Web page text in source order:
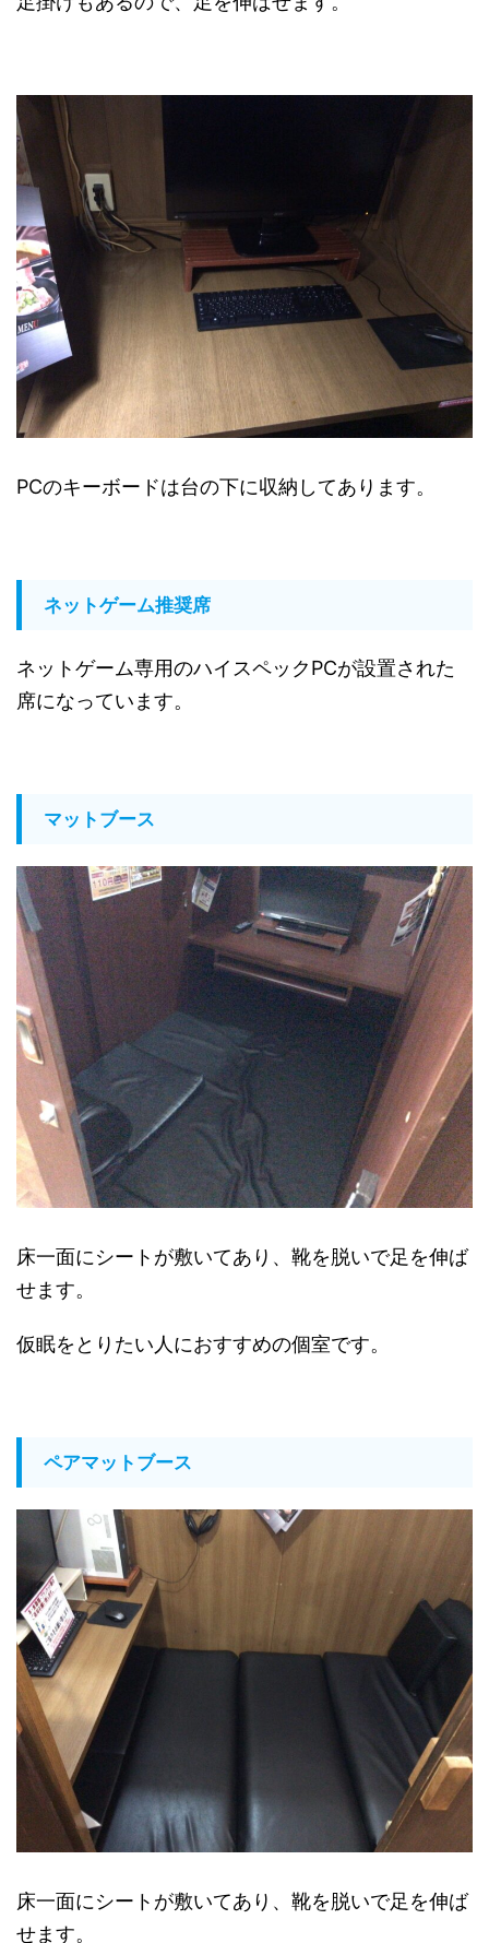
PCのキーボードは台の下に収納してあります。
ネットゲーム推奨席
ネットゲーム専用のハイスペックPCが設置された
席になっています。
マットブース
床一面にシートが敷いてあり、靴を脱いで足を伸ば
せます。
仮眠をとりたい人におすすめの個室です。
ペアマットブース
床一面にシートが敷いてあり、靴を脱いで足を伸ば
せます。